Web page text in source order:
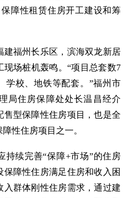
障性租赁住房开工建设和筹
福州长乐区，滨海双龙新居
现场桩机轰鸣。“项目总套数7
学校、地铁等配套。”福州市
局住房保障处处长温昌经介
售型保障性住房项目，也是全
性住房项目之一。
续完善“保障+市场”的住房
保障性住房满足住房和收入困
入群体刚性住房需求，通过建